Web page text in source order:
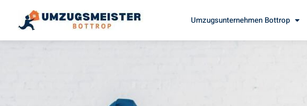
Umzugsunternehmen Bottrop